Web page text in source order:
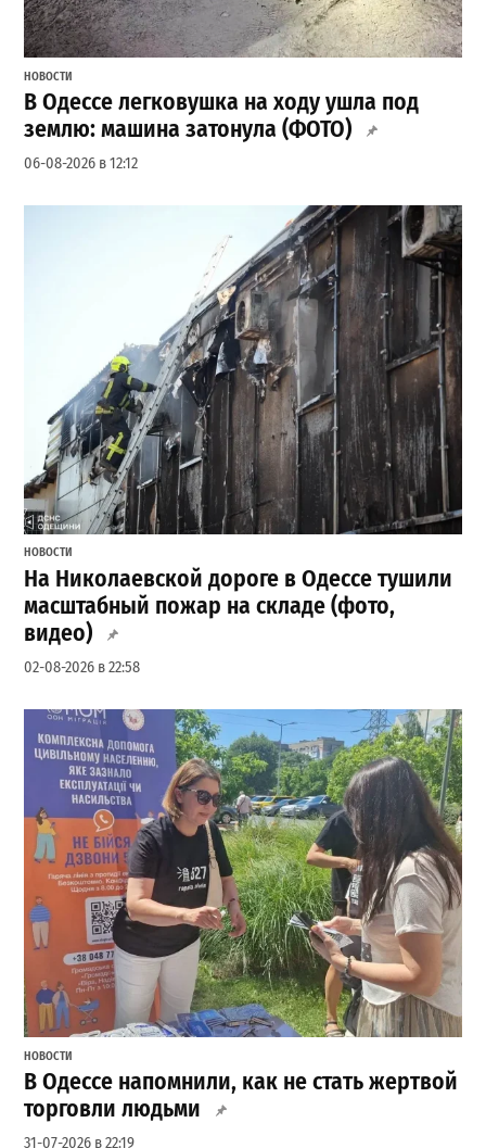
НОВОСТИ
В Одессе легковушка на ходу ушла под
землю: машина затонула (ФОТО)
06-08-2026 в 12:12
НОВОСТИ
На Николаевской дороге в Одессе тушили
масштабный пожар на складе (фото,
видео)
02-08-2026 в 22:58
НОВОСТИ
В Одессе напомнили, как не стать жертвой
торговли людьми
31-07-2026 в 22:19